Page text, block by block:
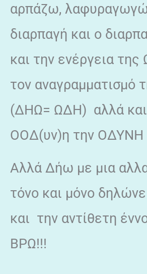
αρπάζω,
διαρπαγή και ο
και την ενέργεια
τον αναγραμματισμό
(ΔΗΩ= ΩΔΗ) αλλά
ΟΟΔ(υν)η την ΟΔΥΝΗ
Αλλά Δήω με μια
τόνο και μόνο
και την αντίθετη
ΒΡΩ!!!